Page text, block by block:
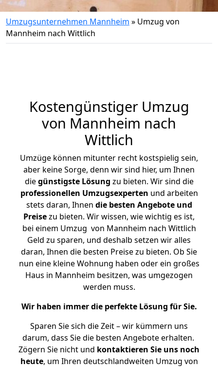
Umzugsunternehmen Mannheim » Umzug von
Mannheim nach Wittlich
Kostengünstiger Umzug
von Mannheim nach
Wittlich
Umzüge können mitunter recht kostspielig sein,
aber keine Sorge, denn wir sind hier, um Ihnen
diegünstigste Lösung zu bieten. Wir sind die
professionellen Umzugsexperten und arbeiten
stets daran, Ihnen die besten Angebote und
Preisezu bieten. Wir wissen, wie wichtig es ist,
bei einem Umzug von Mannheim nach Wittlich
Geld zu sparen, und deshalb setzen wir alles
daran, Ihnen die besten Preise zu bieten. Ob Sie
nun eine kleine Wohnung haben oder ein großes
Haus in Mannheim besitzen, was umgezogen
werden muss.
Wir haben immer die perfekte Lösung für Sie.
Sparen Sie sich die Zeit – wir kümmern uns
darum, dass Sie die besten Angebote erhalten.
Zögern Sie nicht und kontaktieren Sie uns noch
heute, um Ihren deutschlandweiten Umzug von